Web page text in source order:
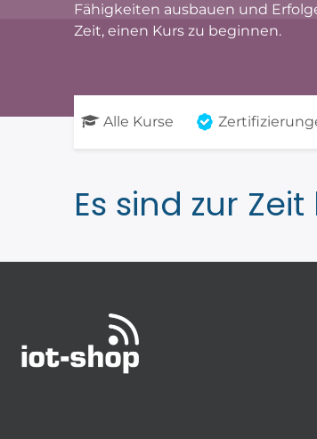
Fähigkeiten ausbauen und
Zeit, einen Kurs zu beginnen.
Alle Kurse
Es sind zur